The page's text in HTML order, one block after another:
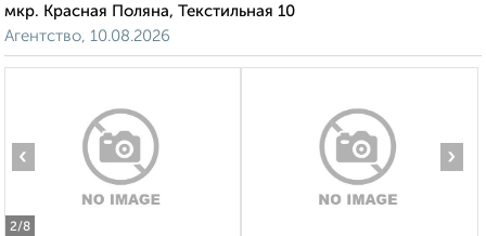
мкр. Красная Поляна, Текстильная 10
Агентство, 10.08.2026
2/8
‹ ›